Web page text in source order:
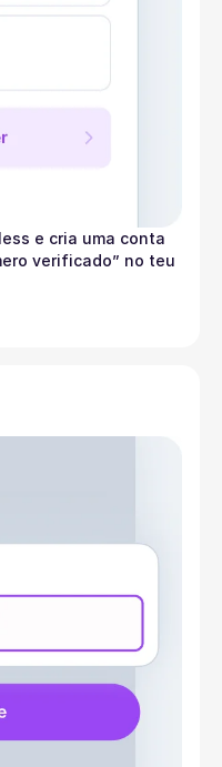
e cria uma conta
verificado” no teu